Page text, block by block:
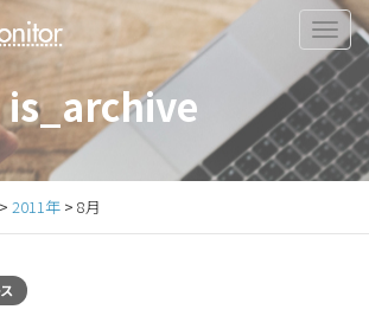
is_archive
> 2011年 > 8月